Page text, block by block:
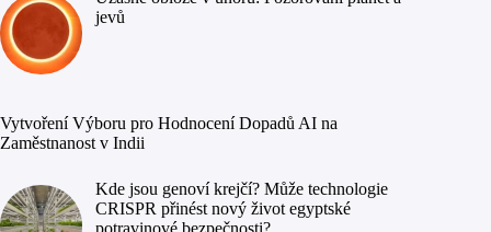
jevů
Vytvoření Výboru pro Hodnocení Dopadů AI na
Zaměstnanost v Indii
Kde jsou genoví krejčí? Může technologie
CRISPR přinést nový život egyptské